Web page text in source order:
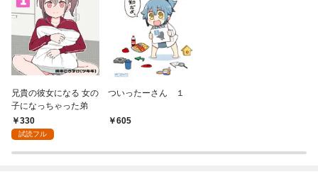
兄貴の彼女になる 女の
子になっちゃった弟
330
試読フル
ついったーさん １
605